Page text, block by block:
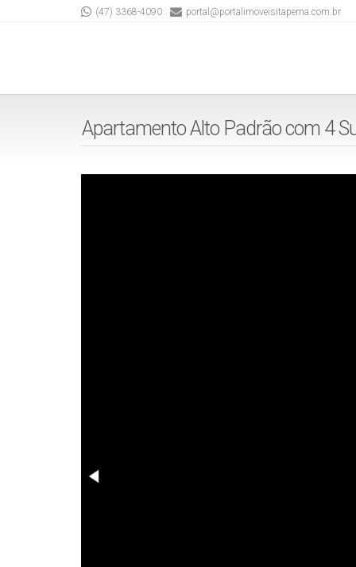
(47) 3368-4090 portal@portalimoveisitapema.com.br
Apartamento Alto Padrão com 4